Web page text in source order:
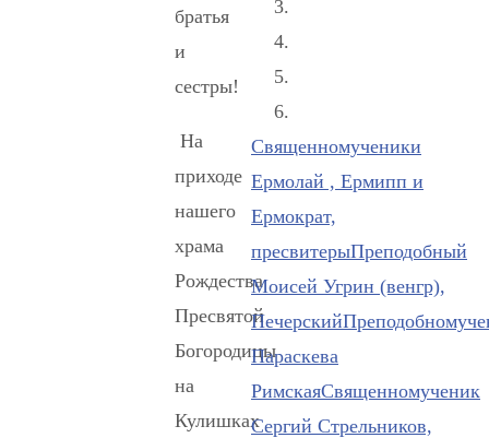
братья
и
сестры!
На
приходе
нашего
храма
Рождества
Пресвятой
Богородицы
на
Кулишках
Священномученики
Ермолай , Ермипп и
Ермократ,
пресвитерыПреподобный
Моисей Угрин (венгр),
Печерский
Параскева
РимскаяСвященномученик
Сергий Стрельников,